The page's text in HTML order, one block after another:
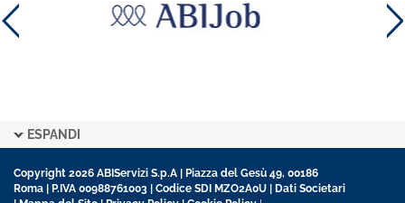
ESPANDI
Copyright 2026 ABIServizi S.p.A | Piazza del Gesù 49, 00186
Roma | P.IVA 00988761003 | Codice SDI MZO2A0U |
Dati Societari